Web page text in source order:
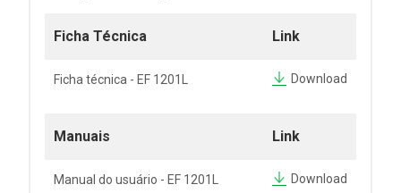
Ficha Técnica Link
Ficha técnica - EF 1201L Download
Manuais Link
Manual do usuário - EF 1201L Download